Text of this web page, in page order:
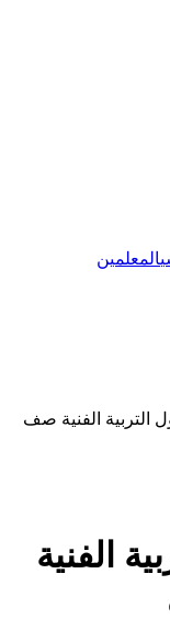
المعلمين
التربية الفنية صف
الفنية